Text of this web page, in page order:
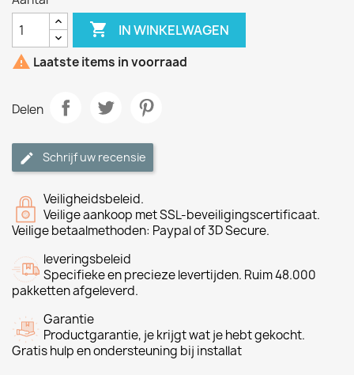
 IN WINKELWAGEN
 Laatste items in voorraad
Delen
Schrijf uw recensie
Veiligheidsbeleid.
Veilige aankoop met SSL-beveiligingscertificaat.
Veilige betaalmethoden: Paypal of 3D Secure.
leveringsbeleid
Specifieke en precieze levertijden. Ruim 48.000
pakketten afgeleverd.
Garantie
Productgarantie, je krijgt wat je hebt gekocht.
Gratis hulp en ondersteuning bij installat